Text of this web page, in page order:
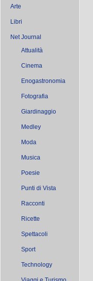
Arte
Libri
Net Journal
Attualità
Cinema
Enogastronomia
Fotografia
Giardinaggio
Medley
Moda
Musica
Poesie
Punti di Vista
Racconti
Ricette
Spettacoli
Sport
Technology